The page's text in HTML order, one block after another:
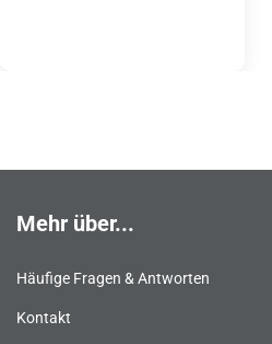
Mehr über...
Häufige Fragen & Antworten
Kontakt